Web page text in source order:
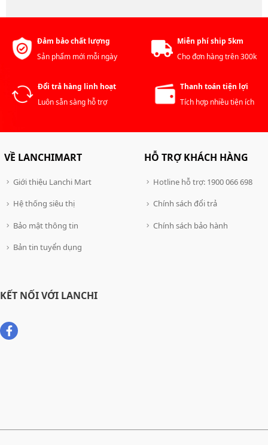
Đảm bảo chất lượng
Sản phẩm mới mỗi ngày
Miễn phí ship 5km
Cho đơn hàng trên 300k
Đổi trả hàng linh hoạt
Luôn sẵn sàng hỗ trợ
Thanh toán tiện lợi
Tích hợp nhiều tiện ích
VỀ LANCHIMART
Giới thiệu Lanchi Mart
Hệ thống siêu thị
Bảo mật thông tin
Bản tin tuyển dụng
HỖ TRỢ KHÁCH HÀNG
Hotline hỗ trợ: 1900 066 698
Chính sách đổi trả
Chính sách bảo hành
KẾT NỐI VỚI LANCHI